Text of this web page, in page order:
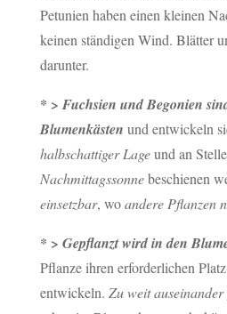
Petunien haben einen kleinen
keinen ständigen Wind. Blätter
darunter.
* > Fuchsien und Begonien
Blumenkästen und entwickeln
halbschattiger Lageund an
Nachmittagssonnebeschienen
einsetzbar, woandere Pflanzen
* > Gepflanzt wird in den
Pflanze ihren erforderlichen
entwickeln. Zu weit